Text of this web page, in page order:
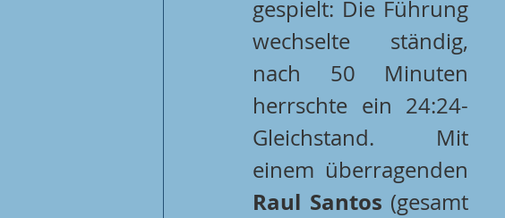
gespielt: Die Führung
wechselte ständig,
nach 50 Minuten
herrschte ein 24:24-
Gleichstand. Mit
Raul Santos (gesamt